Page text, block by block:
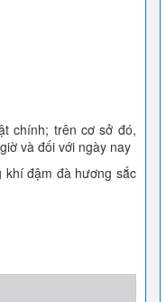
chính; trên cơ sở đó,
và đối với ngày nay
khí đậm đà hương sắc